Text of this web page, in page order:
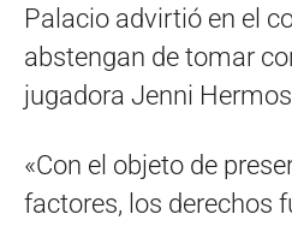
Palacio advirtió en el
abstengan de tomar
jugadora Jenni
«Con el objeto de
factores, los derechos